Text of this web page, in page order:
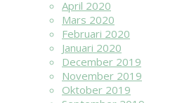
April 2020
Mars 2020
Februari 2020
Januari 2020
December 2019
November 2019
Oktober 2019